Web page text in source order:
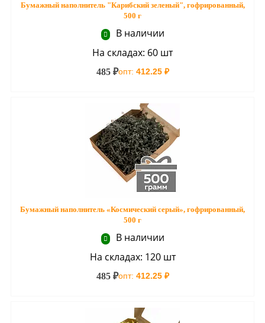
Бумажный наполнитель "Карибский зеленый", гофрированный,
500 г
В наличии
На складах: 60 шт
485 ₽опт: 412.25 ₽
Бумажный наполнитель «Космический серый», гофрированный,
500 г
В наличии
На складах: 120 шт
485 ₽опт: 412.25 ₽